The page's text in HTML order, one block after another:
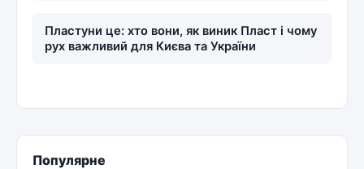
Пластуни це: хто вони, як виник Пласт і чому
рух важливий для Києва та України
Популярне